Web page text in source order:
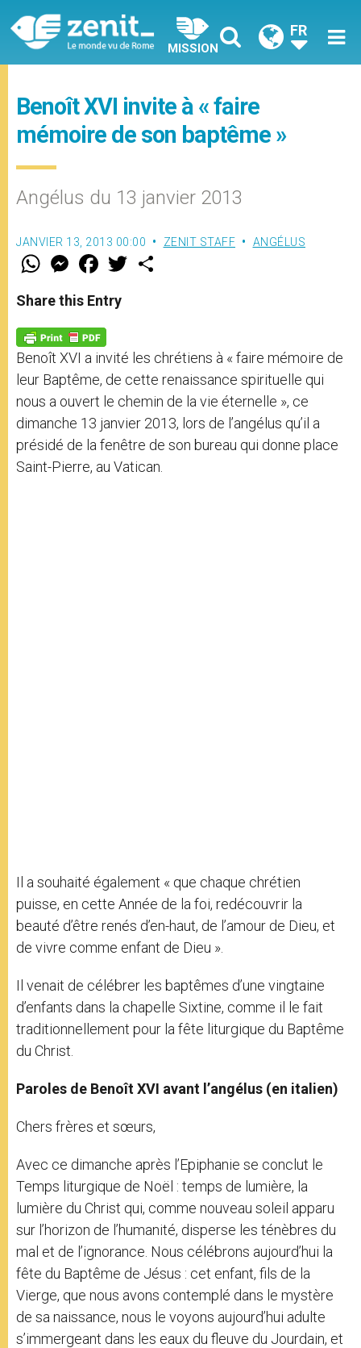
MISSION
FR
Benoît XVI invite à « faire
mémoire de son baptême »
Angélus du 13 janvier 2013
JANVIER 13, 2013 00:00 ZENIT STAFF ANGÉLUS
W
t
s
p
p
M
e
s
e
g
e
r
F
a
e
b
o
k
w
Share this Entry
Benoît XVI a invité les chrétiens à « faire mémoire de
leur Baptême, de cette renaissance spirituelle qui
nous a ouvert le chemin de la vie éternelle », ce
dimanche 13 janvier 2013, lors de l’angélus qu’il a
présidé de la fenêtre de son bureau qui donne place
Saint-Pierre, au Vatican.
Il a souhaité également « que chaque chrétien
puisse, en cette Année de la foi, redécouvrir la
beauté d’être renés d’en-haut, de l’amour de Dieu, et
de vivre comme enfant de Dieu ».
Il venait de célébrer les baptêmes d’une vingtaine
d’enfants dans la chapelle Sixtine, comme il le fait
traditionnellement pour la fête liturgique du Baptême
du Christ.
Paroles de Benoît XVI avant l’angélus (en italien)
Chers frères et sœurs,
Avec ce dimanche après l’Epiphanie se conclut le
Temps liturgique de Noël : temps de lumière, la
lumière du Christ qui, comme nouveau soleil apparu
sur l’horizon de l’humanité, disperse les ténèbres du
mal et de l’ignorance. Nous célébrons aujourd’hui la
fête du Baptême de Jésus : cet enfant, fils de la
Vierge, que nous avons contemplé dans le mystère
de sa naissance, nous le voyons aujourd’hui adulte
s’immergeant dans les eaux du fleuve du Jourdain, et